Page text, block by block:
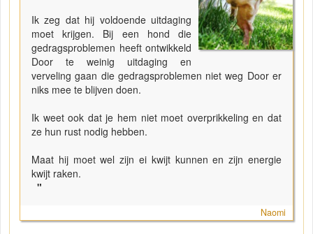
Ik zeg dat hij voldoende uitdaging
moet krijgen. Bij een hond die
gedragsproblemen heeft ontwikkeld
Door te weinig uitdaging en
verveling gaan die gedragsproblemen niet weg Door er
niks mee te blijven doen.
Ik weet ook dat je hem niet moet overprikkeling en dat
ze hun rust nodig hebben.
Maat hij moet wel zijn ei kwijt kunnen en zijn energie
kwijt raken.
"
Naomi